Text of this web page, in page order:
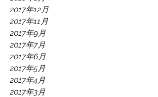
2017年12月
2017年11月
2017年9月
2017年7月
2017年6月
2017年5月
2017年4月
2017年3月